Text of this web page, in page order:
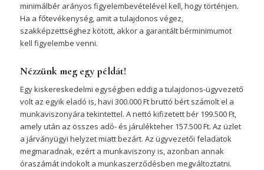
minimálbér arányos figyelembevételével kell, hogy történjen.
Ha a főtevékenység, amit a tulajdonos végez,
szakképzettséghez kötött, akkor a garantált bérminimumot
kell figyelembe venni.
Nézzünk meg egy példát!
Egy kiskereskedelmi egységben eddig a tulajdonos-ügyvezető
volt az egyik eladó is, havi 300.000 Ft bruttó bért számolt el a
munkaviszonyára tekintettel. A nettó kifizetett bér 199.500 Ft,
amely után az összes adó- és járulékteher 157.500 Ft. Az üzlet
a járványügyi helyzet miatt bezárt. Az ügyvezetői feladatok
megmaradnak, ezért a munkaviszony is, azonban annak
óraszámát indokolt a munkaszerződésben megváltoztatni.